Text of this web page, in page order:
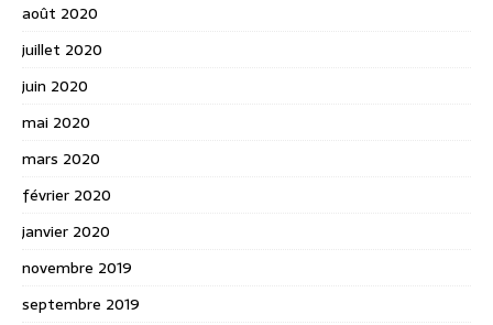
août 2020
juillet 2020
juin 2020
mai 2020
mars 2020
février 2020
janvier 2020
novembre 2019
septembre 2019